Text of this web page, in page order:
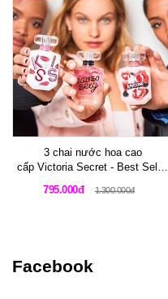
3 chai nước hoa cao
cấp Victoria Secret - Best Seller
795.000đ 1.300.000đ
Facebook